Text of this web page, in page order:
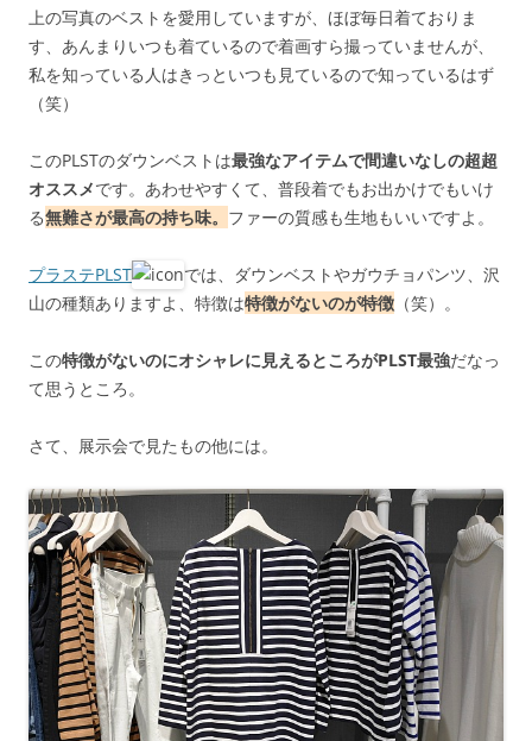
上の写真のベストを愛用していますが、ほぼ毎日着ておりま
す、あんまりいつも着ているので着画すら撮っていませんが、
私を知っている人はきっといつも見ているので知っているはず
（笑）
このPLSTのダウンベストは最強なアイテムで間違いなしの超超
オススメです。あわせやすくて、普段着でもお出かけでもいけ
る無難さが最高の持ち味。 ファーの質感も生地もいいですよ。
プラステPLST
では、ダウンベストやガウチョパンツ、沢
山の種類ありますよ、特徴は特徴がないのが特徴 （笑）。
この特徴がないのにオシャレに見えるところがPLST最強だなっ
て思うところ。
さて、展示会で見たもの他には。